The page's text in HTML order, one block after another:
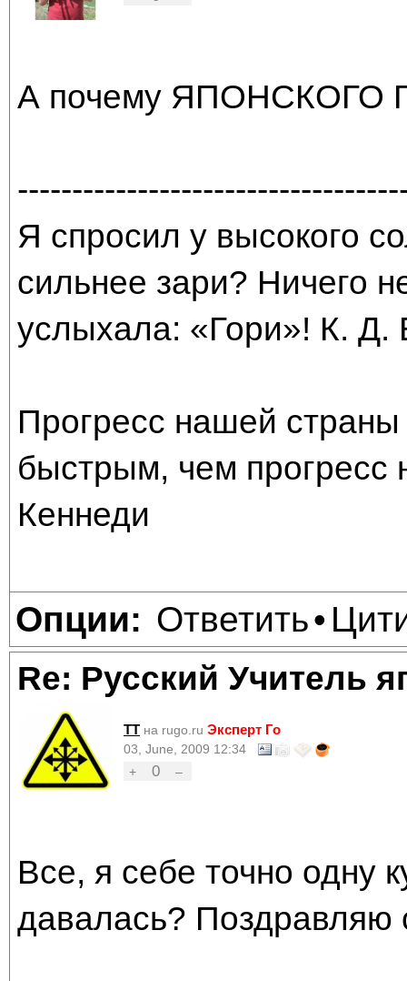
А почему ЯПОНСКОГО
Я спросил у высокого
сильнее зари? Ничего
услыхала: «Гори»! К. Д.
Прогресс нашей
быстрым, чем прогресс
Кеннеди
Опции: Ответить•
Re: Русский Учитель
TT на rugo.ru Эксперт Го
03, June, 2009 12:34
+
0 –
Все, я себе точно одну
давалась? Поздравляю